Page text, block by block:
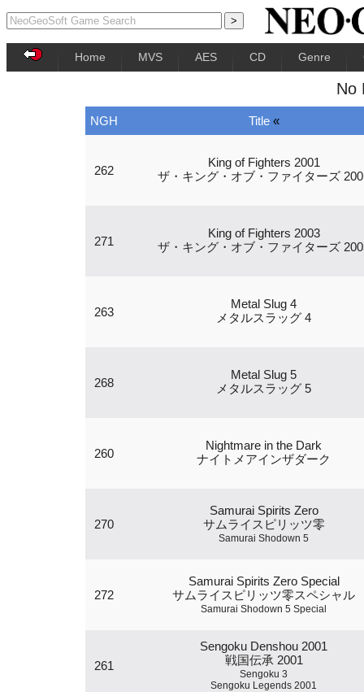
Home MVS AES CD Genre
No
NGH Title«
262
King of Fighters 2001
ザ・キング・オブ・ファイターズ
271
King of Fighters 2003
ザ・キング・オブ・ファイターズ
263
Metal Slug 4
メタルスラッグ 4
268
Metal Slug 5
メタルスラッグ 5
260
Nightmare in the Dark
ナイトメアインザダーク
270
Samurai Spirits Zero
サムライスピリッツ零
Samurai Shodown 5
272
Samurai Spirits Zero Special
サムライスピリッツ零スペシャル
Samurai Shodown 5 Special
261
Sengoku Denshou 2001
戦国伝承 2001
Sengoku 3
Sengoku Legends 2001